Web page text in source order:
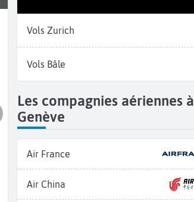
Vols Zurich
Vols Bâle
Les compagnies aériennes à
Genève
Air France
Air China